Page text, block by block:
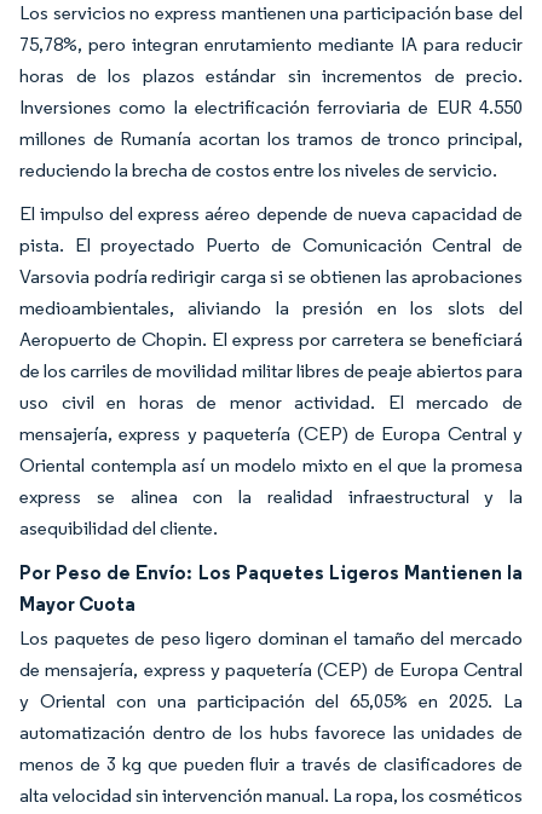
Los servicios no express mantienen una participación base del
75,78%, pero integran enrutamiento mediante IA para reducir
horas de los plazos estándar sin incrementos de precio.
Inversiones como la electrificación ferroviaria de EUR 4.550
millones de Rumanía acortan los tramos de tronco principal,
reduciendo la brecha de costos entre los niveles de servicio.
El impulso del express aéreo depende de nueva capacidad de
pista. El proyectado Puerto de Comunicación Central de
Varsovia podría redirigir carga si se obtienen las aprobaciones
medioambientales, aliviando la presión en los slots del
Aeropuerto de Chopin. El express por carretera se beneficiará
de los carriles de movilidad militar libres de peaje abiertos para
uso civil en horas de menor actividad. El mercado de
mensajería, express y paquetería (CEP) de Europa Central y
Oriental contempla así un modelo mixto en el que la promesa
express se alinea con la realidad infraestructural y la
asequibilidad del cliente.
Por Peso de Envío: Los Paquetes Ligeros Mantienen la
Mayor Cuota
Los paquetes de peso ligero dominan el tamaño del mercado
de mensajería, express y paquetería (CEP) de Europa Central
y Oriental con una participación del 65,05% en 2025. La
automatización dentro de los hubs favorece las unidades de
menos de 3 kg que pueden fluir a través de clasificadores de
alta velocidad sin intervención manual. La ropa, los cosméticos